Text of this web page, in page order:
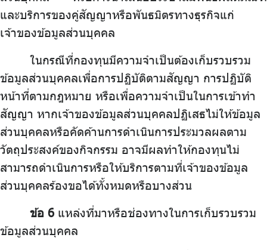
และบริการของคู่สัญญาหรือพันธมิตรทางธุรกิจแก่
เจ้าของข้อมูลส่วนบุคคล
ในกรณีที่กองทุนมีความจำเป็นต้องเก็บรวบรวม
ข้อมูลส่วนบุคคลเพื่อการปฏิบัติตามสัญญา การปฏิบัติ
หน้าที่ตามกฎหมาย หรือเพื่อความจำเป็นในการเข้าทำ
สัญญา หากเจ้าของข้อมูลส่วนบุคคลปฏิเสธไม่ให้ข้อมูล
ส่วนบุคคลหรือคัดค้านการดำเนินการประมวลผลตาม
วัตถุประสงค์ของกิจกรรม อาจมีผลทำให้กองทุนไม่
สามารถดำเนินการหรือให้บริการตามที่เจ้าของข้อมูล
ส่วนบุคคลร้องขอได้ทั้งหมดหรือบางส่วน
ข้อ 6 แหล่งที่มาหรือช่องทางในการเก็บรวบรวม
ข้อมูลส่วนบุคคล